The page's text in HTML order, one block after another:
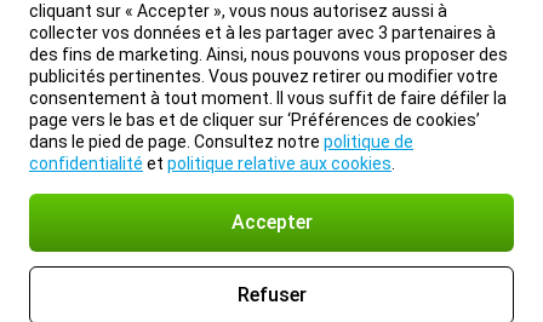
cliquant sur « Accepter », vous nous autorisez aussi à
collecter vos données et à les partager avec 3 partenaires à
des fins de marketing. Ainsi, nous pouvons vous proposer des
publicités pertinentes. Vous pouvez retirer ou modifier votre
consentement à tout moment. Il vous suffit de faire défiler la
page vers le bas et de cliquer sur ‘Préférences de cookies’
dans le pied de page. Consultez notre politique de
confidentialité et politique relative aux cookies
Accepter
Refuser